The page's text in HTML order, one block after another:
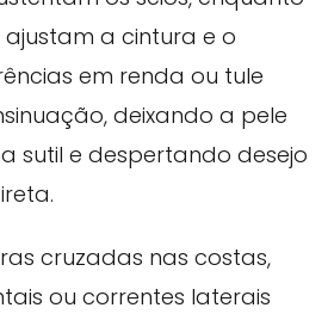
a cintura e o
em renda ou tule
deixando a pele
sutil e despertando desejo
cruzadas nas costas,
ou correntes laterais